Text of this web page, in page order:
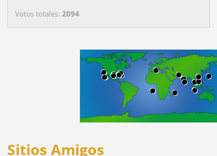
Votos totales: 2094
Sitios Amigos